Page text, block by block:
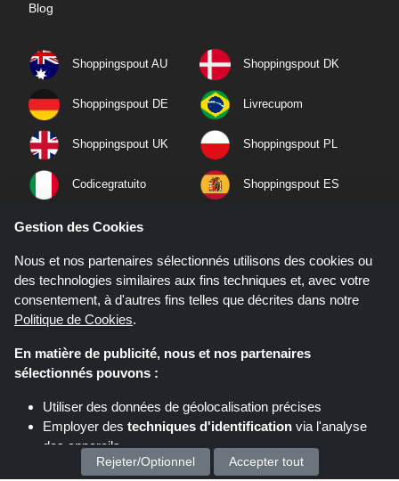
Blog
Shoppingspout AU Shoppingspout DK
Shoppingspout DE Livrecupom
Shoppingspout UK Shoppingspout PL
Codicegratuito Shoppingspout ES
Shoppingspout NL
Shoppingspout PT Shoppingspout NO
Gestion des Cookies
Nous et nos partenaires sélectionnés utilisons des cookies ou
des technologies similaires aux fins techniques et, avec votre
consentement, à d'autres fins telles que décrites dans notre
Politique de Cookies.
En matière de publicité, nous et nos partenaires
sélectionnés pouvons :
Utiliser des données de géolocalisation précises
Employer des techniques d'identification via l'analyse
des appareils
Stocker et/ou accéder à des informations sur un appareil
Rejeter/Optionnel Accepter tout